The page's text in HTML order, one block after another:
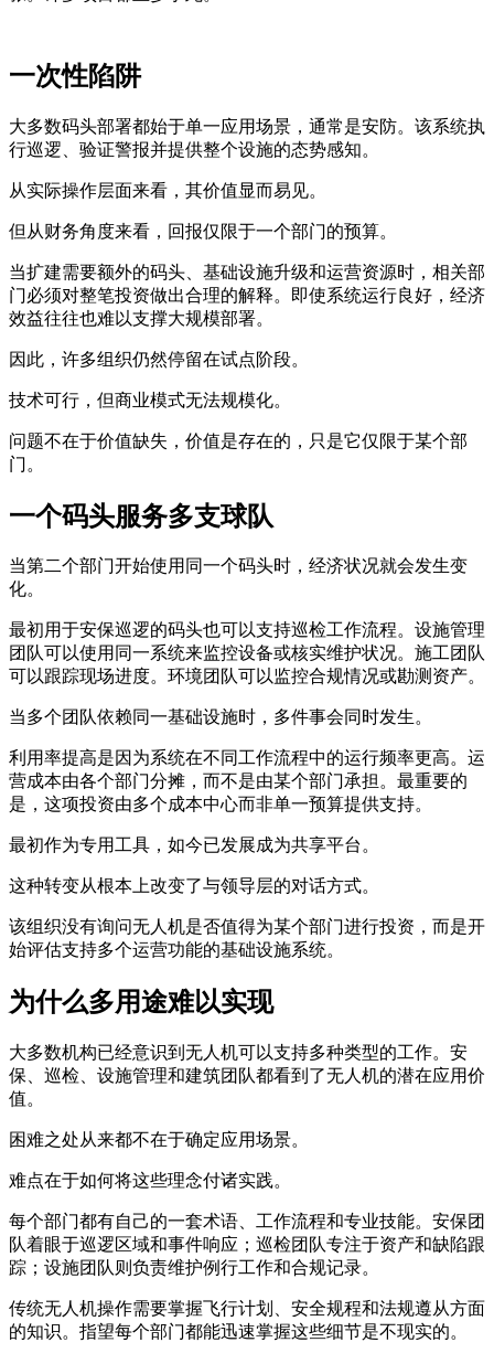
一次性陷阱
大多数码头部署都始于单一应用场景，通常是安防。该系统执
行巡逻、验证警报并提供整个设施的态势感知。
从实际操作层面来看，其价值显而易见。
但从财务角度来看，回报仅限于一个部门的预算。
当扩建需要额外的码头、基础设施升级和运营资源时，相关部
门必须对整笔投资做出合理的解释。即使系统运行良好，经济
效益往往也难以支撑大规模部署。
因此，许多组织仍然停留在试点阶段。
技术可行，但商业模式无法规模化。
问题不在于价值缺失，价值是存在的，只是它仅限于某个部
门。
一个码头服务多支球队
当第二个部门开始使用同一个码头时，经济状况就会发生变
化。
最初用于安保巡逻的码头也可以支持巡检工作流程。设施管理
团队可以使用同一系统来监控设备或核实维护状况。施工团队
可以跟踪现场进度。环境团队可以监控合规情况或勘测资产。
当多个团队依赖同一基础设施时，多件事会同时发生。
利用率提高是因为系统在不同工作流程中的运行频率更高。运
营成本由各个部门分摊，而不是由某个部门承担。最重要的
是，这项投资由多个成本中心而非单一预算提供支持。
最初作为专用工具，如今已发展成为共享平台。
这种转变从根本上改变了与领导层的对话方式。
该组织没有询问无人机是否值得为某个部门进行投资，而是开
始评估支持多个运营功能的基础设施系统。
为什么多用途难以实现
大多数机构已经意识到无人机可以支持多种类型的工作。安
保、巡检、设施管理和建筑团队都看到了无人机的潜在应用价
值。
困难之处从来都不在于确定应用场景。
难点在于如何将这些理念付诸实践。
每个部门都有自己的一套术语、工作流程和专业技能。安保团
队着眼于巡逻区域和事件响应；巡检团队专注于资产和缺陷跟
踪；设施团队则负责维护例行工作和合规记录。
传统无人机操作需要掌握飞行计划、安全规程和法规遵从方面
的知识。指望每个部门都能迅速掌握这些细节是不现实的。